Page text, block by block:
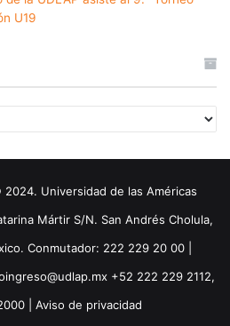
U19
Universidad de las Américas
Mártir S/N. San Andrés Cholula,
Conmutador: 222 229 20 00 |
+52 222 229 2112,
| Aviso de privacidad